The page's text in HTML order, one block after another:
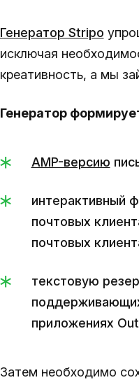
Генератор Stripo
исключая
креативность, а мы
Генератор
AMP-версию
интерактивный
почтовых
почтовых
текстовую
приложениях
Затем необходимо